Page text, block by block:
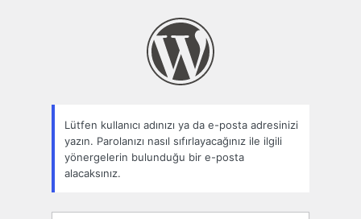
Lütfen kullanıcı adınızı ya da e-posta adresinizi
yazın. Parolanızı nasıl sıfırlayacağınız ile ilgili
yönergelerin bulunduğu bir e-posta
alacaksınız.